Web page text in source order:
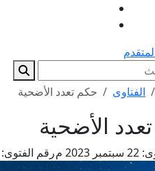
الفتاوى حكم تعدد الأضحية
الأضحية
رقم الفتوى: